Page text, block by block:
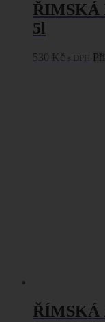
ŘIMSKÁ
5l
530 Kč s DPH
ŘÍMSKÁ